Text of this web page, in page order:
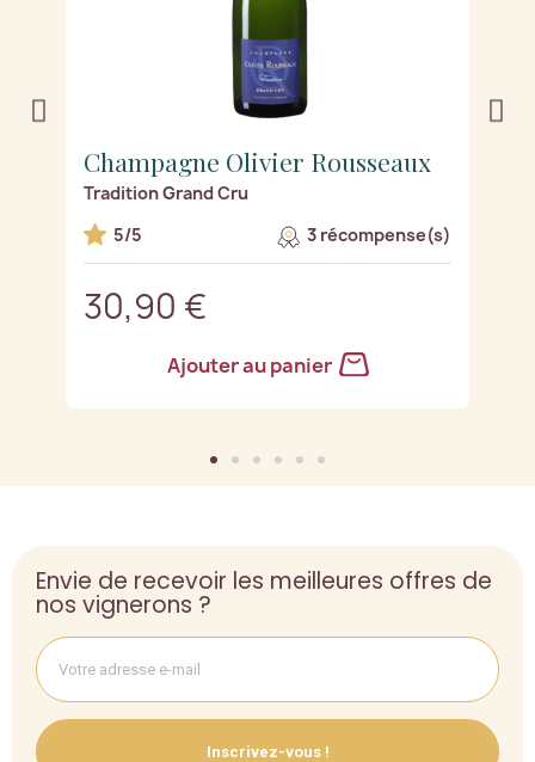
Champagne Olivier Rousseaux
Tradition Grand Cru
5/5
3 récompense(s)
30,90 €
Ajouter au panier
Envie de recevoir les meilleures offres de
nos vignerons ?
Inscrivez-vous !